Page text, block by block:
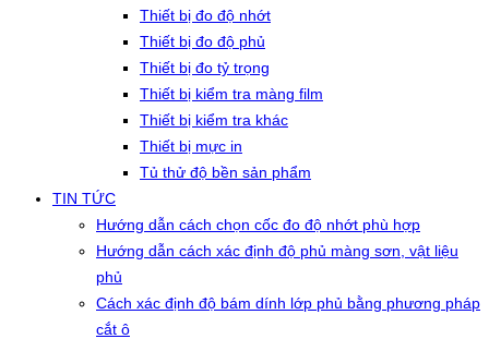
Thiết bị đo độ nhớt
Thiết bị đo độ phủ
Thiết bị đo tỷ trọng
Thiết bị kiểm tra màng film
Thiết bị kiểm tra khác
Thiết bị mực in
Tủ thử độ bền sản phẩm
TIN TỨC
Hướng dẫn cách chọn cốc đo độ nhớt phù hợp
Hướng dẫn cách xác định độ phủ màng sơn, vật liệu
phủ
Cách xác định độ bám dính lớp phủ bằng phương pháp
cắt ô